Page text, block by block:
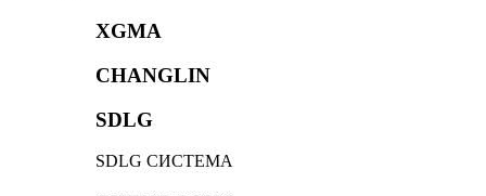
XGMA
CHANGLIN
SDLG
SDLG СИСТЕМА